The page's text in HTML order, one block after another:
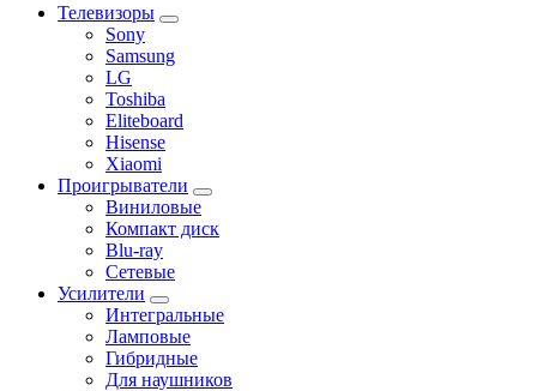
Телевизоры
Sony
Samsung
LG
Toshiba
Eliteboard
Hisense
Xiaomi
Проигрыватели
Виниловые
Компакт диск
Blu-ray
Сетевые
Усилители
Интегральные
Ламповые
Гибридные
Для наушников